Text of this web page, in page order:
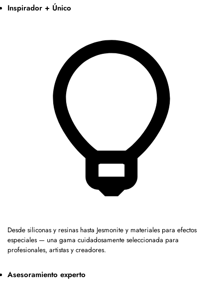
Inspirador + Único
Desde siliconas y resinas hasta Jesmonite y materiales para efectos
especiales — una gama cuidadosamente seleccionada para
profesionales, artistas y creadores.
Asesoramiento experto